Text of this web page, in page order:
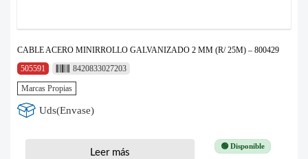
CABLE ACERO MINIRROLLO GALVANIZADO 2 MM (R/ 25M) – 800429
505591
8420833027203
Marcas Propias
Uds(Envase)
🟢 Disponible
Leer más